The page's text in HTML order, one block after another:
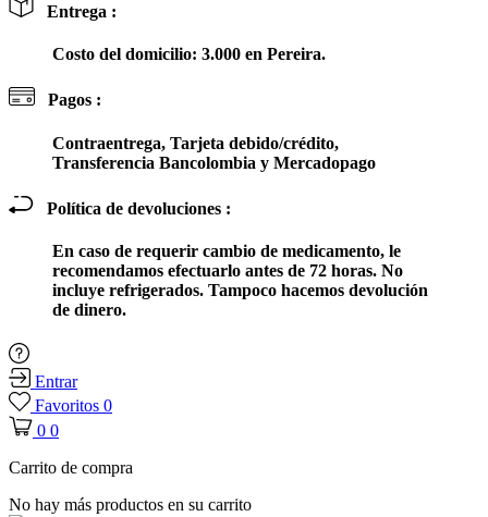
Entrega :
Costo del domicilio: 3.000 en Pereira.
Pagos :
Contraentrega, Tarjeta debido/crédito,
Transferencia Bancolombia y Mercadopago
Política de devoluciones :
En caso de requerir cambio de medicamento, le
recomendamos efectuarlo antes de 72 horas. No
incluye refrigerados. Tampoco hacemos devolución
de dinero.
Entrar
Favoritos 0
0 0
Carrito de compra
No hay más productos en su carrito